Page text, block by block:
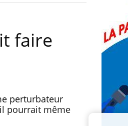
faire
perturbateur
pourrait même